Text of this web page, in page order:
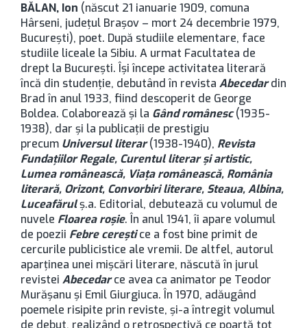
BĂLAN, Ion (născut 21 ianuarie 1909, comuna
Hârseni, județul Brașov – mort 24 decembrie 1979,
București), poet. După studiile elementare, face
studiile liceale la Sibiu. A urmat Facultatea de
drept la București. Îşi începe activitatea literară
încă din studenţie, debutând în revista Abecedardin
Brad în anul 1933, fiind descoperit de George
Boldea. Colaborează şi la Gând românesc(1935-
1938), dar şi la publicaţii de prestigiu
precum Universul literar(1938-1940), Revista
Fundaţiilor Regale, Curentul literar şi artistic,
Lumea românească, Viaţa românească, România
literară, Orizont, Convorbiri literare, Steaua, Albina,
Luceafărulş.a. Editorial, debutează cu volumul de
nuvele Floarea roşie. În anul 1941, îi apare volumul
de poezii Febre cereştice a fost bine primit de
cercurile publicistice ale vremii. De altfel, autorul
aparţinea unei mişcări literare, născută în jurul
revistei Abecedarce avea ca animator pe Teodor
Murăşanu şi Emil Giurgiuca. În 1970, adăugând
poemele risipite prin reviste, şi-a întregit volumul
de debut, realizând o retrospectivă ce poartă tot